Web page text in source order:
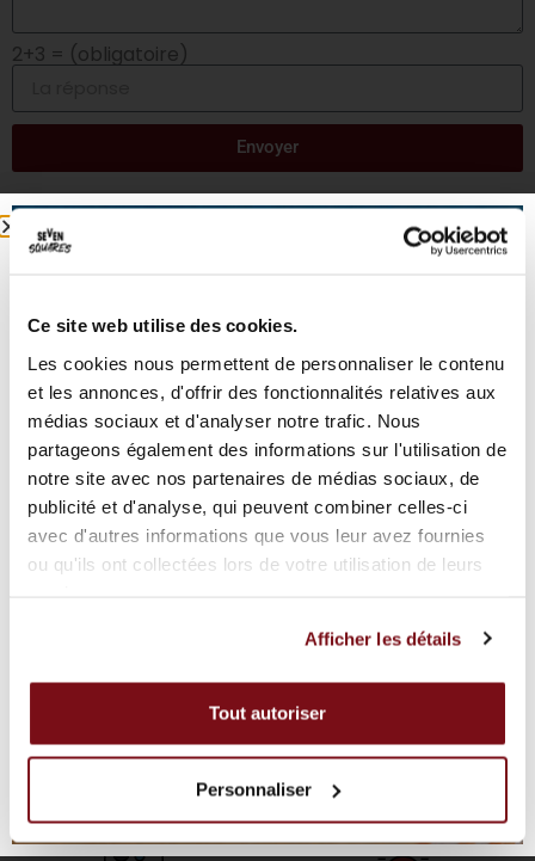
Ce site web utilise des cookies.
Les cookies nous permettent de personnaliser le contenu
et les annonces, d'offrir des fonctionnalités relatives aux
médias sociaux et d'analyser notre trafic. Nous
partageons également des informations sur l'utilisation de
notre site avec nos partenaires de médias sociaux, de
publicité et d'analyse, qui peuvent combiner celles-ci
avec d'autres informations que vous leur avez fournies
ou qu'ils ont collectées lors de votre utilisation de leurs
Afficher les détails
Tout autoriser
Personnaliser
2+3 = (obligatoire)
Envoyer
Nos autres activités
L'île de Tortuga Bowling
Trampoline Park
Laser Game Billard